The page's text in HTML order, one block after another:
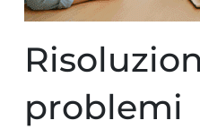
problemi